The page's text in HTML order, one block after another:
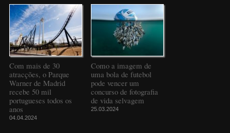
Com mais de 30
atracções, o Parque
Warner de Madrid
recebe 50 mil
portugueses todos os
anos
04.04.2024
Como a imagem de
uma bola de futebol
pode vencer um
concurso de fotografia
de vida selvagem
25.03.2024